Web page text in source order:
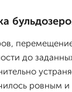
до
ровным